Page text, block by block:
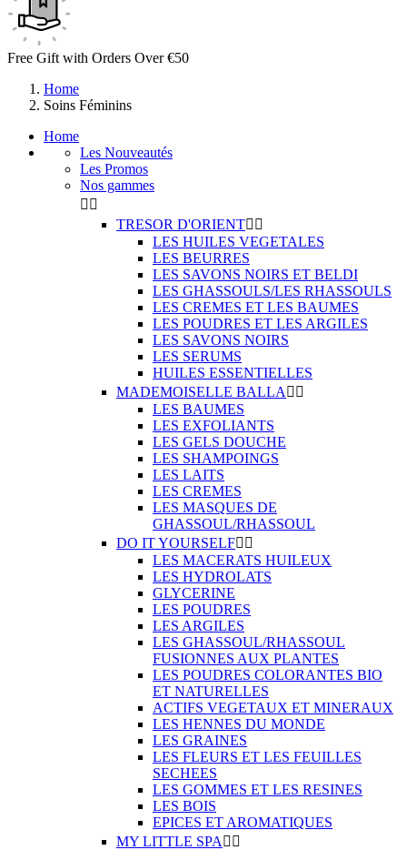
Free Gift with Orders Over €50
Home
Soins Féminins
Home
Les Nouveautés
Les Promos
Nos gammes
 
TRESOR D'ORIENT 
LES HUILES VEGETALES
LES BEURRES
LES SAVONS NOIRS ET BELDI
LES GHASSOULS/LES RHASSOULS
LES CREMES ET LES BAUMES
LES POUDRES ET LES ARGILES
LES SAVONS NOIRS
LES SERUMS
HUILES ESSENTIELLES
MADEMOISELLE BALLA  
LES BAUMES
LES EXFOLIANTS
LES GELS DOUCHE
LES SHAMPOINGS
LES LAITS
LES CREMES
LES MASQUES DE
GHASSOUL/RHASSOUL
DO IT YOURSELF 
LES MACERATS HUILEUX
LES HYDROLATS
GLYCERINE
LES POUDRES
LES ARGILES
LES GHASSOUL/RHASSOUL
FUSIONNES AUX PLANTES
LES POUDRES COLORANTES BIO
ET NATURELLES
ACTIFS VEGETAUX ET MINERAUX
LES HENNES DU MONDE
LES GRAINES
LES FLEURS ET LES FEUILLES
SECHEES
LES GOMMES ET LES RESINES
LES BOIS
EPICES ET AROMATIQUES
MY LITTLE SPA  